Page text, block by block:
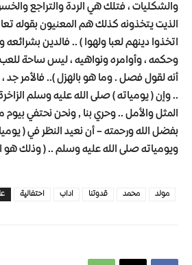
والشكليات ، فتلك هي الردة والتراجع
الذيت يتخذونه كذلك هم المعنيون بقوله
اتخذوا دينهم لعبا ولهوا ) .. فالدين
وحكمه ، وأوامره ونواهيه ، ليس ساحة للعب
أنه لقول فصل . وما هو بالهزل ).. فالأمر جد
.. وإن ( يومياته ) صلى الله عليه وسلم
المثل والأمل .. وحري بنا , ونحن نحتفي بيوم
بفضل الله ورحمته – أن نعيد النظر في (
ويومياته صلى الله عليه وسلم .. ( وذلك هو
احتفالية اداب قدوتنا محمد مولد